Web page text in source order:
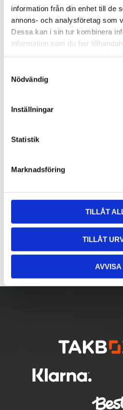
information från din enhet till de
annons- och analysföretag som
Dessa kan i sin tur kombinera
information som du har
Nödvändig
Inställningar
Statistik
Marknadsföring
TILLÅT
TILLÅT
AVVISA
Tekniska specifikationer
Video